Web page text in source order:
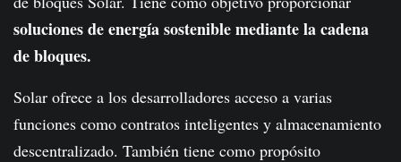
soluciones de energía sostenible mediante la cadena
de bloques.
Solar ofrece a los desarrolladores acceso a varias
funciones como contratos inteligentes y almacenamiento
descentralizado. También tiene como propósito